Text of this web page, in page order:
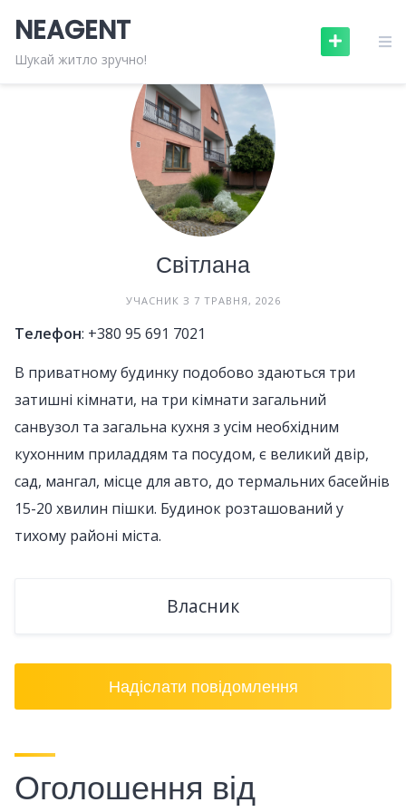
content
NEAGENT
Шукай житло зручно!
Світлана
УЧАСНИК З 7 ТРАВНЯ, 2026
Телефон: +380 95 691 7021
В приватному будинку подобово здаються три
затишні кімнати, на три кімнати загальний
санвузол та загальна кухня з усім необхідним
кухонним приладдям та посудом, є великий двір,
сад, мангал, місце для авто, до термальних басейнів
15-20 хвилин пішки. Будинок розташований у
тихому районі міста.
Власник
Надіслати повідомлення
Оголошення від